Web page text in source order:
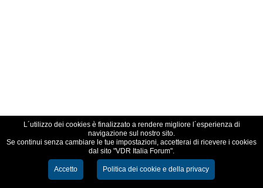
L´utilizzo dei cookies è finalizzato a rendere migliore l´esperienza di
navigazione sul nostro sito.
Se continui senza cambiare le tue impostazioni, accetterai di ricevere i cookies
dal sito "VDR Italia Forum".
Accetto Politica dei cookie e della privacy